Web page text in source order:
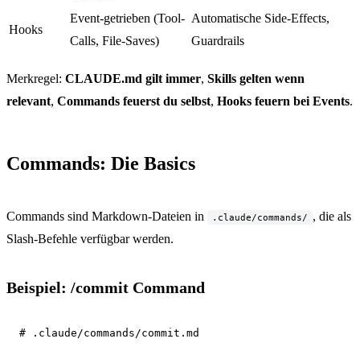
Hooks
Event-getrieben (Tool-
Calls, File-Saves)
Automatische Side-Effects,
Guardrails
Merkregel: CLAUDE.md gilt immer, Skills gelten wenn
relevant, Commands feuerst du selbst, Hooks feuern bei Events.
Commands: Die Basics
Commands sind Markdown-Dateien in .claude/commands/ , die als
Slash-Befehle verfügbar werden.
Beispiel: /commit Command
# .claude/commands/commit.md